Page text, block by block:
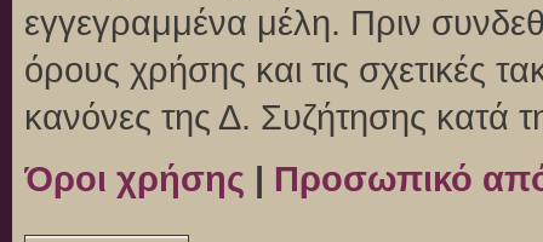
εγγεγραμμένα μέλη. Πριν
όρους χρήσης και τις σχετικές
κανόνες της Δ. Συζήτησης κατά
Όροι χρήσης | Προσωπικό